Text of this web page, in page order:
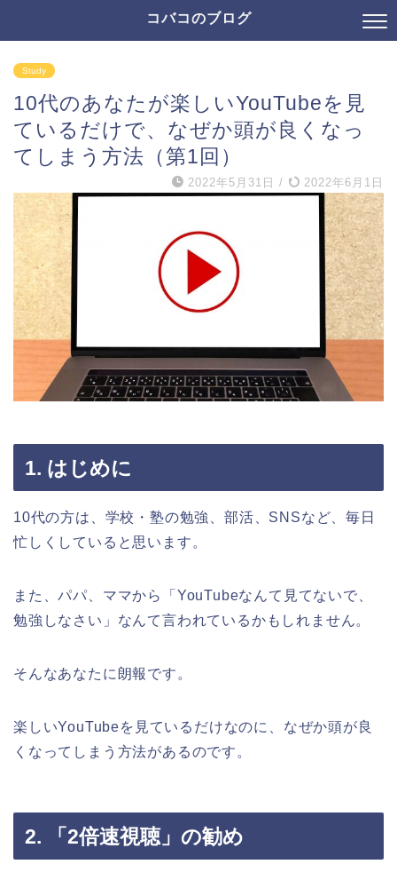
コバコのブログ
Study
10代のあなたが楽しいYouTubeを見
ているだけで、なぜか頭が良くなっ
てしまう方法（第1回）
2022年5月31日 / 2022年6月1日
1. はじめに
10代の方は、学校・塾の勉強、部活、SNSなど、毎日
忙しくしていると思います。
また、パパ、ママから「YouTubeなんて見てないで、
勉強しなさい」なんて言われているかもしれません。
そんなあなたに朗報です。
楽しいYouTubeを見ているだけなのに、なぜか頭が良
くなってしまう方法があるのです。
2. 「2倍速視聴」の勧め